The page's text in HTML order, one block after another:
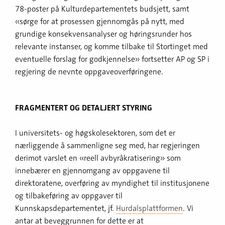
78-poster på Kulturdepartementets budsjett, samt
«sørge for at prosessen gjennomgås på nytt, med
grundige konsekvensanalyser og høringsrunder hos
relevante instanser, og komme tilbake til Stortinget med
eventuelle forslag for godkjennelse» fortsetter AP og SP i
regjering de nevnte oppgaveoverføringene.
FRAGMENTERT OG DETALJERT STYRING
I universitets- og høgskolesektoren, som det er
nærliggende å sammenligne seg med, har regjeringen
derimot varslet en «reell avbyråkratisering» som
innebærer en gjennomgang av oppgavene til
direktoratene, overføring av myndighet til institusjonene
og tilbakeføring av oppgaver til
Kunnskapsdepartementet, jf. Hurdalsplattformen. Vi
antar at beveggrunnen for dette er at